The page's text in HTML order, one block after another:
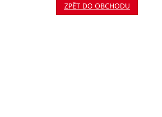
ZPĚT DO OBCHODU